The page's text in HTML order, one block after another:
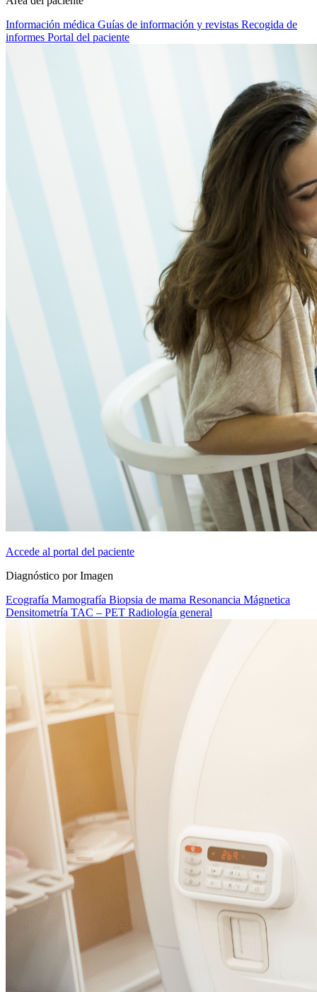
Información médica Guías de información y revistas Recogida de
informes Portal del paciente
Accede al portal del paciente
Diagnóstico por Imagen
Ecografía Mamografía Biopsia de mama Resonancia Mágnetica
Densitometría TAC – PET Radiología general